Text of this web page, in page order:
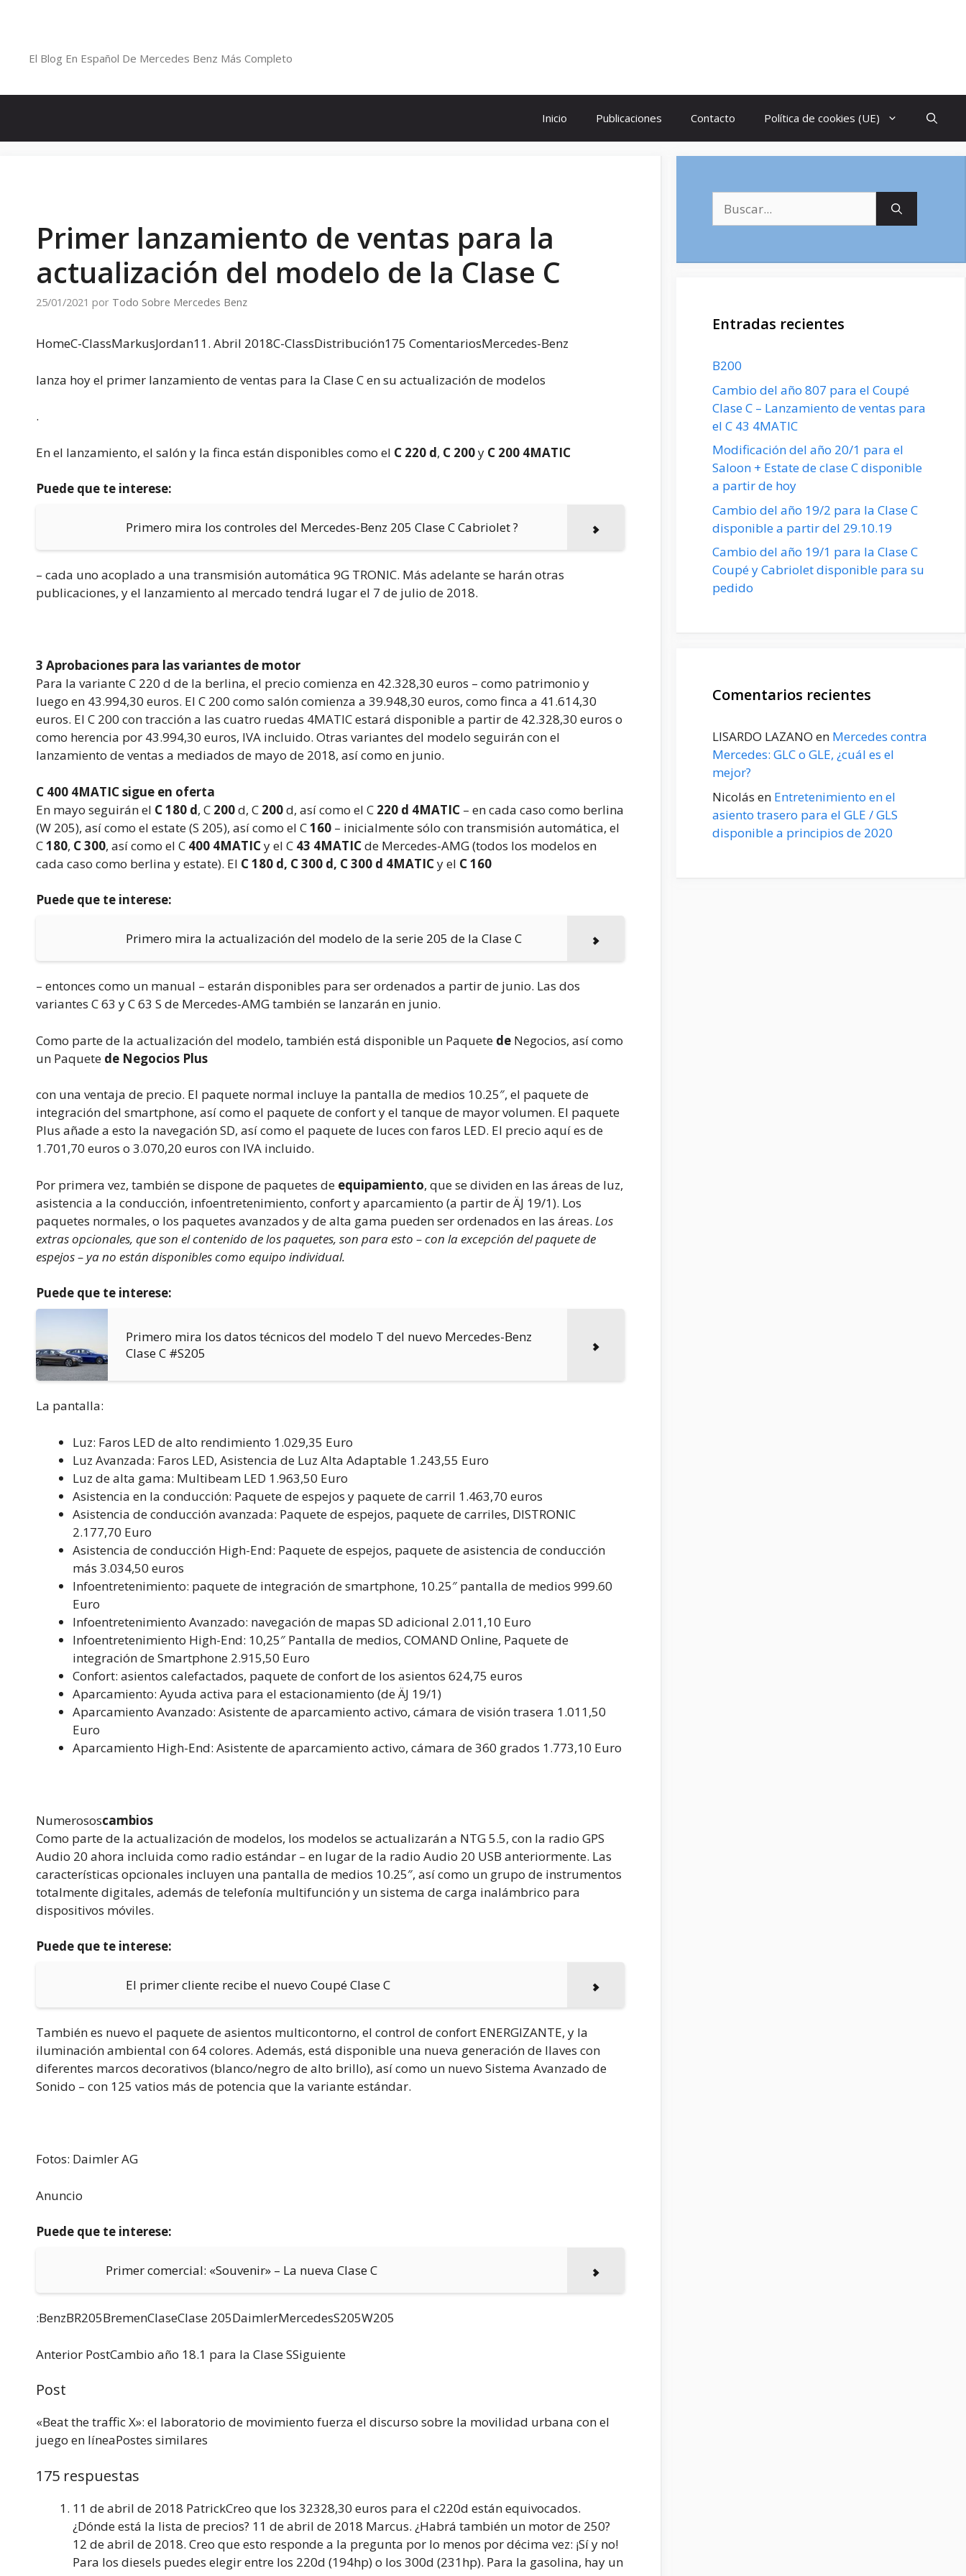
El Blog En Español De Mercedes Benz Más Completo
Inicio Publicaciones Contacto Política de cookies (UE)
Primer lanzamiento de ventas para la
actualización del modelo de la Clase C
25/01/2021 por Todo Sobre Mercedes Benz
HomeC-ClassMarkusJordan11. Abril 2018C-ClassDistribución175 ComentariosMercedes-Benz
lanza hoy el primer lanzamiento de ventas para la Clase C en su actualización de modelos
.
En el lanzamiento, el salón y la finca están disponibles como el C 220 d, C 200y C 200 4MATIC
Puede que te interese:
Primero mira los controles del Mercedes-Benz 205 Clase C Cabriolet ?
– cada uno acoplado a una transmisión automática 9G TRONIC. Más adelante se harán otras
publicaciones, y el lanzamiento al mercado tendrá lugar el 7 de julio de 2018.
3 Aprobaciones para las variantes de motor
Para la variante C 220 d de la berlina, el precio comienza en 42.328,30 euros – como patrimonio y
luego en 43.994,30 euros. El C 200 como salón comienza a 39.948,30 euros, como finca a 41.614,30
euros. El C 200 con tracción a las cuatro ruedas 4MATIC estará disponible a partir de 42.328,30 euros o
como herencia por 43.994,30 euros, IVA incluido. Otras variantes del modelo seguirán con el
lanzamiento de ventas a mediados de mayo de 2018, así como en junio.
C 400 4MATIC sigue en oferta
En mayo seguirán el C 180 d, C 200d, C 200d, así como el C 220 d 4MATIC – en cada caso como berlina
(W 205), así como el estate (S 205), así como el C160 – inicialmente sólo con transmisión automática, el
C180, C 300, así como el C 400 4MATICy el C 43 4MATICde Mercedes-AMG (todos los modelos en
cada caso como berlina y estate). El C 180 d, C 300 d, C 300 d 4MATICy el C 160
Puede que te interese:
Primero mira la actualización del modelo de la serie 205 de la Clase C
– entonces como un manual – estarán disponibles para ser ordenados a partir de junio. Las dos
variantes C 63 y C 63 S de Mercedes-AMG también se lanzarán en junio.
Como parte de la actualización del modelo, también está disponible un Paquete de Negocios, así como
un Paquete de Negocios Plus
con una ventaja de precio. El paquete normal incluye la pantalla de medios 10.25″, el paquete de
integración del smartphone, así como el paquete de confort y el tanque de mayor volumen. El paquete
Plus añade a esto la navegación SD, así como el paquete de luces con faros LED. El precio aquí es de
1.701,70 euros o 3.070,20 euros con IVA incluido.
Por primera vez, también se dispone de paquetes de equipamiento, que se dividen en las áreas de luz,
asistencia a la conducción, infoentretenimiento, confort y aparcamiento (a partir de ÄJ 19/1). Los
paquetes normales, o los paquetes avanzados y de alta gama pueden ser ordenados en las áreas. Los
extras opcionales, que son el contenido de los paquetes, son para esto – con la excepción del paquete de
espejos – ya no están disponibles como equipo individual.
Puede que te interese:
Primero mira los datos técnicos del modelo T del nuevo Mercedes-Benz
Clase C #S205
La pantalla:
Luz: Faros LED de alto rendimiento 1.029,35 Euro
Luz Avanzada: Faros LED, Asistencia de Luz Alta Adaptable 1.243,55 Euro
Luz de alta gama: Multibeam LED 1.963,50 Euro
Asistencia en la conducción: Paquete de espejos y paquete de carril 1.463,70 euros
Asistencia de conducción avanzada: Paquete de espejos, paquete de carriles, DISTRONIC
2.177,70 Euro
Asistencia de conducción High-End: Paquete de espejos, paquete de asistencia de conducción
más 3.034,50 euros
Infoentretenimiento: paquete de integración de smartphone, 10.25″ pantalla de medios 999.60
Euro
Infoentretenimiento Avanzado: navegación de mapas SD adicional 2.011,10 Euro
Infoentretenimiento High-End: 10,25″ Pantalla de medios, COMAND Online, Paquete de
integración de Smartphone 2.915,50 Euro
Confort: asientos calefactados, paquete de confort de los asientos 624,75 euros
Aparcamiento: Ayuda activa para el estacionamiento (de ÄJ 19/1)
Aparcamiento Avanzado: Asistente de aparcamiento activo, cámara de visión trasera 1.011,50
Euro
Aparcamiento High-End: Asistente de aparcamiento activo, cámara de 360 grados 1.773,10 Euro
Numerososcambios
Como parte de la actualización de modelos, los modelos se actualizarán a NTG 5.5, con la radio GPS
Audio 20 ahora incluida como radio estándar – en lugar de la radio Audio 20 USB anteriormente. Las
características opcionales incluyen una pantalla de medios 10.25″, así como un grupo de instrumentos
totalmente digitales, además de telefonía multifunción y un sistema de carga inalámbrico para
dispositivos móviles.
Puede que te interese:
El primer cliente recibe el nuevo Coupé Clase C
También es nuevo el paquete de asientos multicontorno, el control de confort ENERGIZANTE, y la
iluminación ambiental con 64 colores. Además, está disponible una nueva generación de llaves con
diferentes marcos decorativos (blanco/negro de alto brillo), así como un nuevo Sistema Avanzado de
Sonido – con 125 vatios más de potencia que la variante estándar.
Fotos: Daimler AG
Anuncio
Puede que te interese:
Primer comercial: «Souvenir» – La nueva Clase C
:BenzBR205BremenClaseClase 205DaimlerMercedesS205W205
Anterior PostCambio año 18.1 para la Clase SSiguiente
Post
«Beat the traffic X»: el laboratorio de movimiento fuerza el discurso sobre la movilidad urbana con el
juego en líneaPostes similares
175 respuestas
11 de abril de 2018 PatrickCreo que los 32328,30 euros para el c220d están equivocados.
¿Dónde está la lista de precios? 11 de abril de 2018 Marcus. ¿Habrá también un motor de 250?
12 de abril de 2018. Creo que esto responde a la pregunta por lo menos por décima vez: ¡Sí y no!
Para los diesels puedes elegir entre los 220d (194hp) o los 300d (231hp). Para la gasolina, hay un
Entradas recientes
B200
Cambio del año 807 para el Coupé
Clase C – Lanzamiento de ventas para
el C 43 4MATIC
Modificación del año 20/1 para el
Saloon + Estate de clase C disponible
a partir de hoy
Cambio del año 19/2 para la Clase C
disponible a partir del 29.10.19
Cambio del año 19/1 para la Clase C
Coupé y Cabriolet disponible para su
pedido
Comentarios recientes
LISARDO LAZANO en Mercedes contra
Mercedes: GLC o GLE, ¿cuál es el
mejor?
Nicolás en Entretenimiento en el
asiento trasero para el GLE / GLS
disponible a principios de 2020